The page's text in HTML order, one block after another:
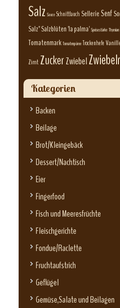
Salz Sauce Schnittlauch SellerieSenf
Salz" Salzblüten 'la palma' Speisestärke Thymian
Tomatenmark Tomatenpüree Trockenhefe
Zimt ZuckerZwiebel
Kategorien
Backen
Beilage
Brot/Kleingebäck
Dessert/Nachtisch
Eier
Fingerfood
Fisch und Meeresfrüchte
Fleischgerichte
Fondue/Raclette
Fruchtaufstrich
Geflügel
Gemüse,Salate und Beilagen